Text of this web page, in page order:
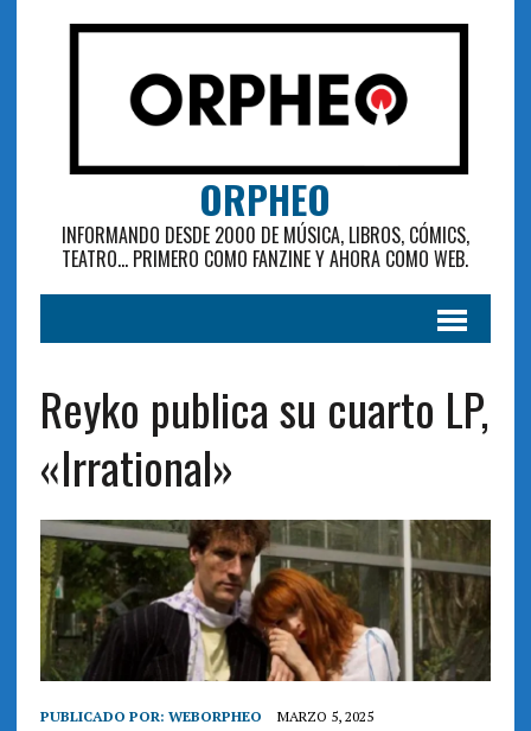
ORPHEO
INFORMANDO DESDE 2000 DE MÚSICA, LIBROS, CÓMICS,
TEATRO... PRIMERO COMO FANZINE Y AHORA COMO WEB.
Reyko publica su cuarto LP,
«Irrational»
PUBLICADO POR: WEBORPHEO MARZO 5, 2025